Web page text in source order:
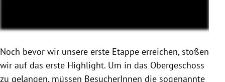
Noch bevor wir unsere erste Etappe erreichen, stoßen
wir auf das erste Highlight. Um in das Obergeschoss
zu gelangen, müssen BesucherInnen die sogenannte